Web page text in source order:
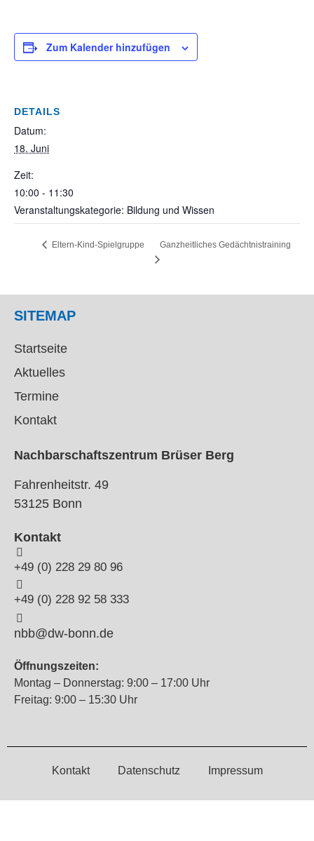
Zum Kalender hinzufügen
DETAILS
Datum:
18. Juni
Zeit:
10:00 - 11:30
Veranstaltungskategorie: Bildung und Wissen
Eltern-Kind-Spielgruppe Ganzheitliches Gedächtnistraining
SITEMAP
Startseite
Aktuelles
Termine
Kontakt
Nachbarschaftszentrum Brüser Berg
Fahrenheitstr. 49
53125 Bonn
Kontakt
+49 (0) 228 29 80 96
+49 (0) 228 92 58 333
nbb@dw-bonn.de
Öffnungszeiten:
Montag – Donnerstag: 9:00 – 17:00 Uhr
Freitag: 9:00 – 15:30 Uhr
Kontakt Datenschutz Impressum